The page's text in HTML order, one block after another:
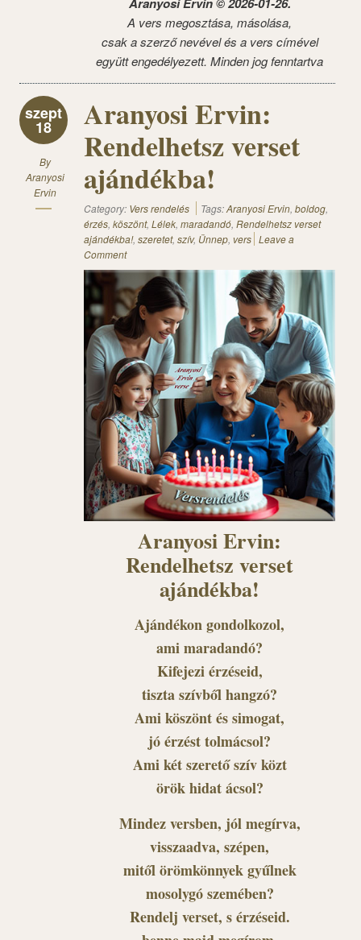
A vers megosztása, másolása,
csak a szerző nevével és a vers címével
együtt engedélyezett. Minden jog fenntartva
szept
18
By
Aranyosi
Ervin
Aranyosi Ervin:
Rendelhetsz verset
ajándékba!
Category: Vers rendelés Tags:Aranyosi Ervin, boldog,
érzés, köszönt, Lélek, maradandó, Rendelhetsz verset
ajándékba!, szeretet, szív, Ünnep, vers Leave a
Comment
Aranyosi Ervin:
Rendelhetsz verset
ajándékba!
Ajándékon gondolkozol,
ami maradandó?
Kifejezi érzéseid,
tiszta szívből hangzó?
Ami köszönt és simogat,
jó érzést tolmácsol?
Ami két szerető szív közt
örök hidat ácsol?
Mindez versben, jól megírva,
visszaadva, szépen,
mitől örömkönnyek gyűlnek
mosolygó szemében?
Rendelj verset, s érzéseid.